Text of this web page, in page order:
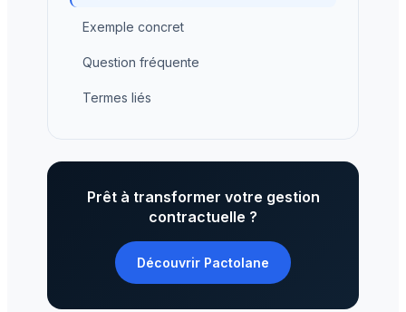
Exemple concret
Question fréquente
Termes liés
Prêt à transformer votre gestion
contractuelle ?
Découvrir Pactolane